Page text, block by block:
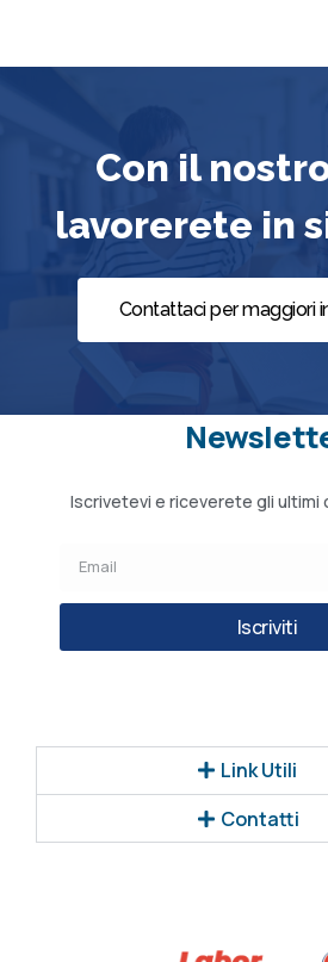
Con il
lavorerete in
Contattaci per maggiori
Iscrivetevi e riceverete gli ultimi
Iscriviti
Link Utili
Contatti